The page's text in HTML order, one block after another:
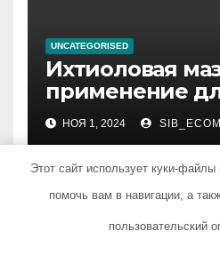
UNCATEGORISED
Ихтиоловая
применение
фурункулов
НОЯ 1, 2024
Этот сайт использует куки-
помочь вам в навигации, а
пользовательский